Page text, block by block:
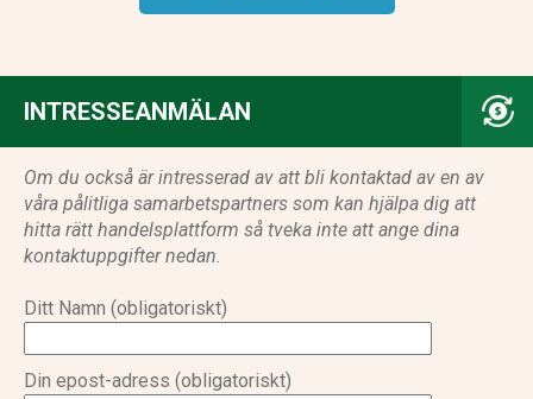
INTRESSEANMÄLAN
Om du också är intresserad av att bli kontaktad av en av
våra pålitliga samarbetspartners som kan hjälpa dig att
hitta rätt handelsplattform så tveka inte att ange dina
kontaktuppgifter nedan.
Ditt Namn (obligatoriskt)
Din epost-adress (obligatoriskt)